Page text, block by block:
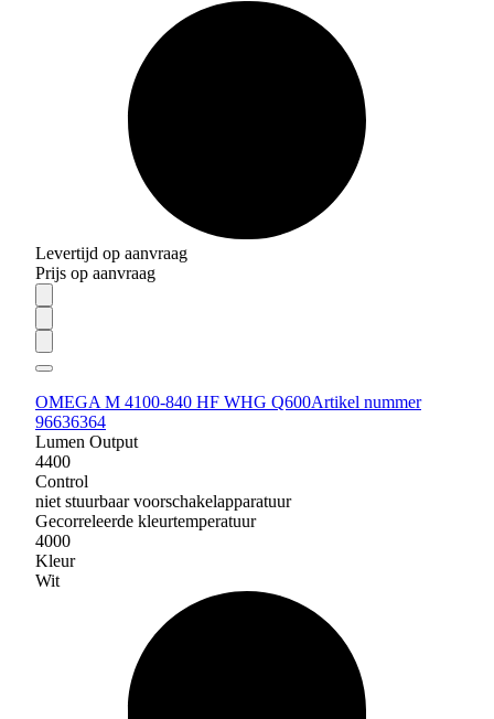
Levertijd op aanvraag
Prijs op aanvraag
OMEGA M 4100-840 HF WHG Q600Artikel nummer
96636364
Lumen Output
4400
Control
niet stuurbaar voorschakelapparatuur
Gecorreleerde kleurtemperatuur
4000
Kleur
Wit